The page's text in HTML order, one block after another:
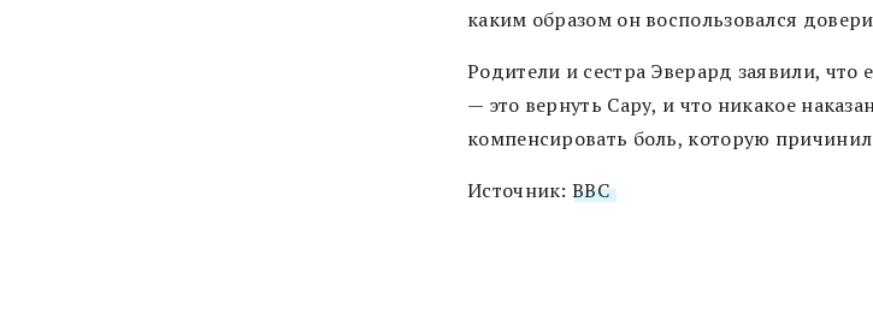
каким образом он воспользовался
Родители и сестра Эверард заявили, что
— это вернуть Сару, и что никакое
компенсировать боль, которую
Источник:BBC